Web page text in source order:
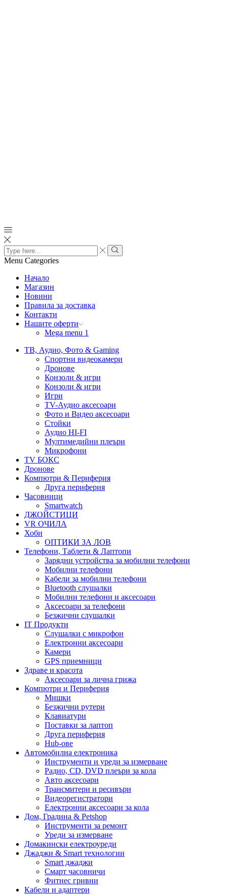
Search
input
Search
Menu Categories
Начало
Магазин
Новини
Правила за доставка
Контакти
Нашите оферти
Mega menu 1
ТВ, Аудио, Фото & Gaming
Спортни видеокамери
Дронове
Конзоли & игри
Конзоли & игри
Игри
TV-Аудио аксесоари
Фото и Видео аксесоари
Стойки
Аудио HI-FI
Мултимедийни плеъри
Микрофони
TV БОКС
Дронове
Компютри & Периферия
Друга периферия
Часовници
Smartwatch
ДЖОЙСТИЦИ
VR ОЧИЛА
Хоби
ОПТИКИ ЗА ЛОВ
Телефони, Таблети & Лаптопи
Зарядни устройства за мобилни телефони
Мобилни телефони
Кабели за мобилни телефони
Bluetooth слушалки
Мобилни телефони и аксесоари
Аксесоари за телефони
Безжични слушалки
IT Продукти
Слушалки с микрофон
Електронни аксесоари
Камери
GPS приемници
Здраве и красота
Аксесоари за лична грижа
Компютри и Периферия
Мишки
Безжични рутери
Клавиатури
Поставки за лаптоп
Друга периферия
Hub-ове
Автомобилна електроника
Инструменти и уреди за измерване
Радио, CD, DVD плеъри за кола
Авто аксесоари
Трансмитери и ресивъри
Видеорегистратори
Електронни аксесоари за кола
Дом, Градина & Petshop
Инструменти за ремонт
Уреди за измерване
Домакински електроуреди
Джаджи & Smart технологии
Smart джаджи
Смарт часовничи
Фитнес гривни
Кабели и адаптери